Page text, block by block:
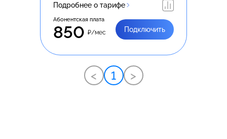
Подробнее о тарифе
Абонентская плата
850 ₽/мес Подключить
< 1 >